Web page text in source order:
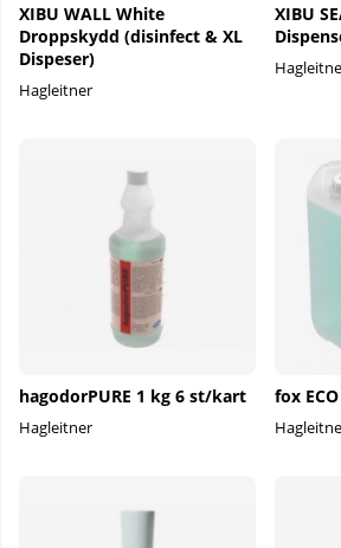
XIBU WALL White
Droppskydd (disinfect & XL
Dispeser)
Hagleitner
XIBU
hagodorPURE 1 kg 6 st/kart
Hagleitner
fox